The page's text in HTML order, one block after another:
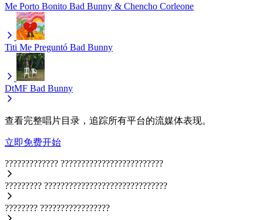
Me Porto Bonito Bad Bunny & Chencho Corleone
Titi Me Preguntó Bad Bunny
DtMF Bad Bunny
查看完整唱片目录，追踪所有平台的流媒体表现。
立即免费开始
????????????? ?????????????????????????
????????? ??????????????????????????????
???????? ?????????????????